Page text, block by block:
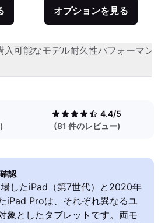
オプションを見る
入可能なモデル耐久性パフォーマンス
4.4/5
(81 件のレビュー)
認
したiPad（第7世代）と2020年
iPad Proは、それぞれ異なるユ
象としたタブレットです。両モ